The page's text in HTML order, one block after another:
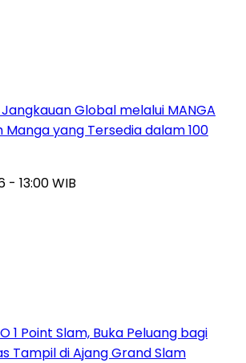
Global melalui MANGA
Manga yang Tersedia dalam 100
- 13:00 WIB
1 Point Slam, Buka Peluang bagi
Tampil di Ajang Grand Slam